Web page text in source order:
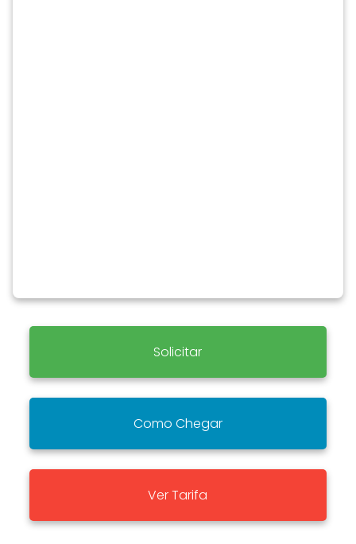
Solicitar
Como Chegar
Ver Tarifa